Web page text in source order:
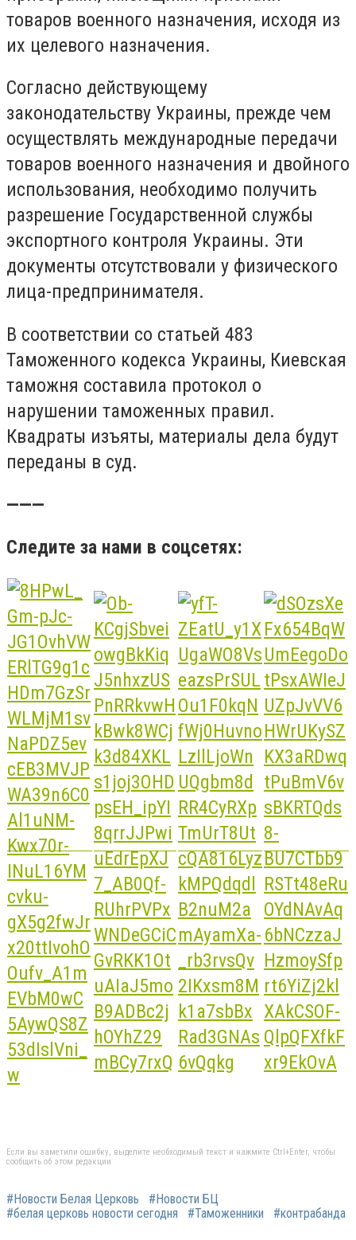
товаров военного назначения, исходя из
их целевого назначения.
Согласно действующему
законодательству Украины, прежде чем
осуществлять международные передачи
товаров военного назначения и двойного
использования, необходимо получить
разрешение Государственной службы
экспортного контроля Украины. Эти
документы отсутствовали у физического
лица-предпринимателя.
В соответствии со статьей 483
Таможенного кодекса Украины, Киевская
таможня составила протокол о
нарушении таможенных правил.
Квадраты изъяты, материалы дела будут
переданы в суд.
———
Следите за нами в соцсетях:
Если вы заметили ошибку, выделите необходимый текст и нажмите Ctrl+Enter, чтобы
сообщить об этом редакции
#Новости Белая Церковь
#Новости БЦ
#белая церковь новости сегодня
#Таможенники #контрабанда